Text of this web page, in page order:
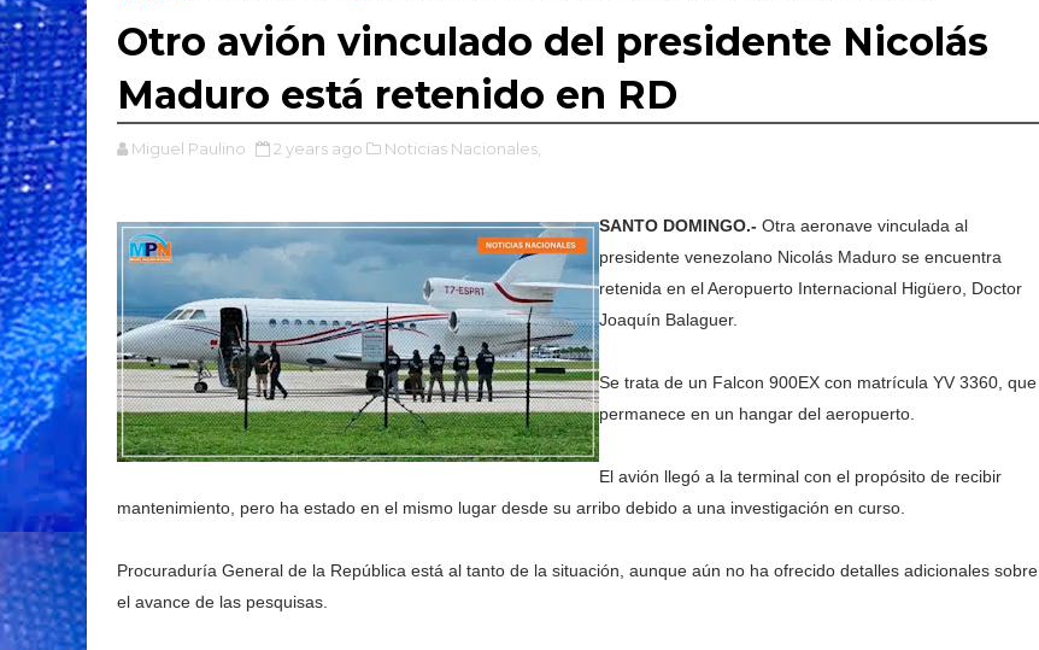
Otro avión vinculado del presidente Nicolás
Maduro está retenido en RD
Miguel Paulino 2 years ago Noticias Nacionales,
SANTO DOMINGO.- Otra aeronave vinculada al
presidente venezolano Nicolás Maduro se encuentra
retenida en el Aeropuerto Internacional Higüero, Doctor
Joaquín Balaguer.
Se trata de un Falcon 900EX con matrícula YV 3360, que
permanece en un hangar del aeropuerto.
El avión llegó a la terminal con el propósito de recibir
mantenimiento, pero ha estado en el mismo lugar desde su arribo debido a una investigación en curso.
Procuraduría General de la República está al tanto de la situación, aunque aún no ha ofrecido detalles adicionales sobre
el avance de las pesquisas.